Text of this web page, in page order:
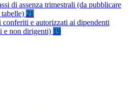
di assenza trimestrali (da pubblicare
21
conferiti e autorizzati ai dipendenti
e non dirigenti) 19